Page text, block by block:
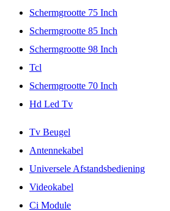
Schermgrootte 75 Inch
Schermgrootte 85 Inch
Schermgrootte 98 Inch
Tcl
Schermgrootte 70 Inch
Hd Led Tv
Tv Beugel
Antennekabel
Universele Afstandsbediening
Videokabel
Ci Module